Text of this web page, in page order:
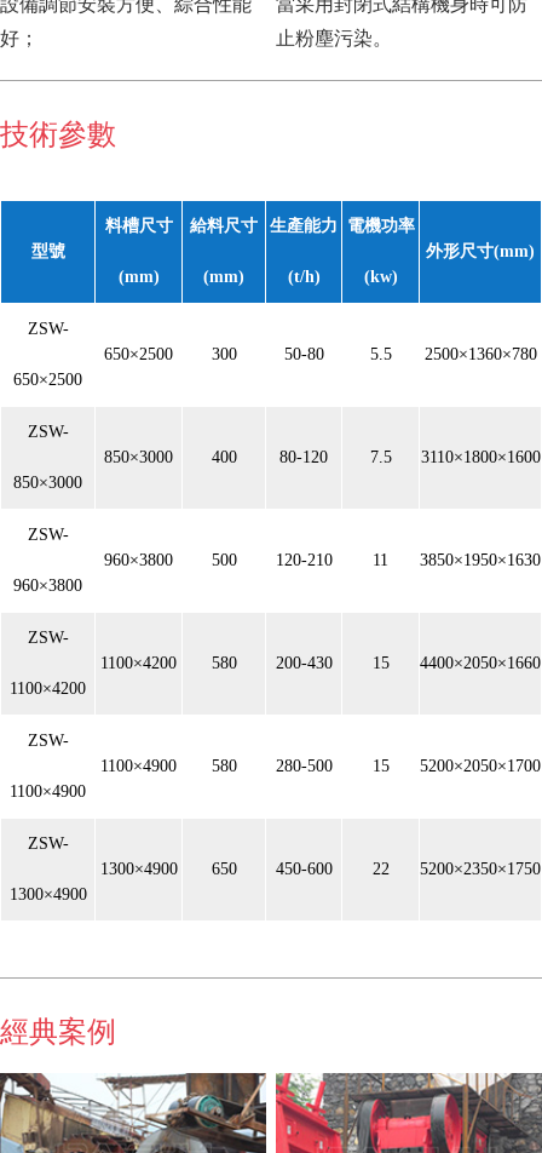
好；
止粉塵污染。
技術參數
型號
料槽尺寸
(mm)
給料尺寸
(mm)
生產能力
(t/h)
電機功率
(kw)
外形尺寸(mm)
ZSW-
650×2500
650×2500 300 50-80 5.5 2500×1360×780
ZSW-
850×3000
850×3000 400 80-120 7.5 3110×1800×1600
ZSW-
960×3800
960×3800 500 120-210 11 3850×1950×1630
ZSW-
1100×4200
1100×4200 580 200-430 15 4400×2050×1660
ZSW-
1100×4900
1100×4900 580 280-500 15 5200×2050×1700
ZSW-
1300×4900
1300×4900 650 450-600 22 5200×2350×1750
經典案例